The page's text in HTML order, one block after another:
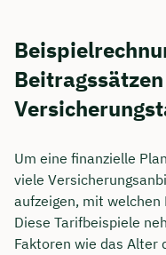
Um eine finanzielle
viele
aufzeigen, mit
Diese Tarifbeispiele
Faktoren wie das Alter